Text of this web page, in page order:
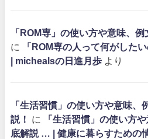
「ROM専」の使い方や意味、
に
「ROM専の人って何がした
| michealsの日進月歩 より
「生活習慣」の使い方や意味、
説！
に
「生活習慣」の使い方
底解説 … | 健康に暮らすための